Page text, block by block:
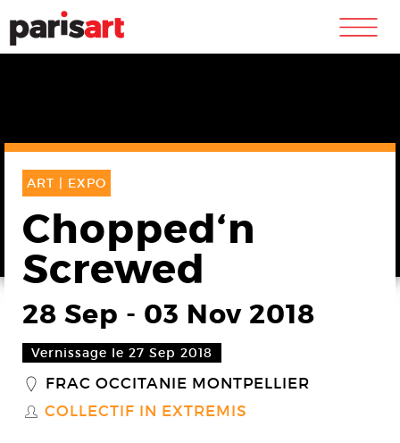
m
ART | EXPO
Chopped‘n
Screwed
28 Sep - 03 Nov 2018
Vernissage le 27 Sep 2018
_ FRAC OCCITANIE MONTPELLIER
S COLLECTIF IN EXTREMIS